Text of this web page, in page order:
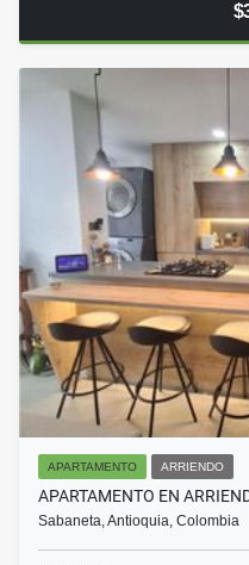
APARTAMENTO ARRIENDO
APARTAMENTO EN
Sabaneta, Antioquia, Colombia